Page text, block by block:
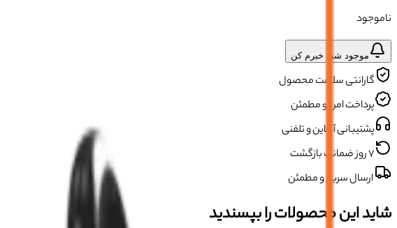
ناموجود
موجود شد، خبرم کن
گارانتی سلامت محصول
پرداخت امن و مطمئن
پشتیبانی آنلاین و تلفنی
۷ روز ضمانت بازگشت
ارسال سریع و مطمئن
شاید این محصولات را بپسندید